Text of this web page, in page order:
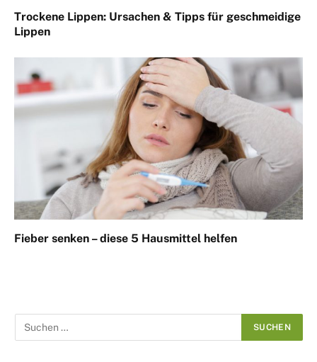
Trockene Lippen: Ursachen & Tipps für geschmeidige
Lippen
Fieber senken – diese 5 Hausmittel helfen